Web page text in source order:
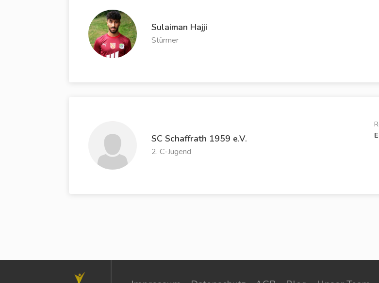
Sulaiman Hajji
Stürmer
SC Schaffrath 1959 e.V.
2. C-Jugend